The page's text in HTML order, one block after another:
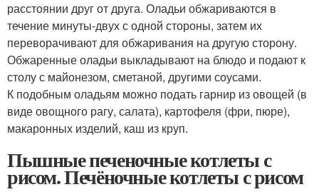
расстоянии друг от друга. Оладьи обжариваются в
течение минуты-двух с одной стороны, затем их
переворачивают для обжаривания на другую сторону.
Обжаренные оладьи выкладывают на блюдо и подают к
столу с майонезом, сметаной, другими соусами.
К подобным оладьям можно подать гарнир из овощей (в
виде овощного рагу, салата), картофеля (фри, пюре),
макаронных изделий, каш из круп.
Пышные печеночные котлеты с
рисом. Печёночные котлеты с рисом